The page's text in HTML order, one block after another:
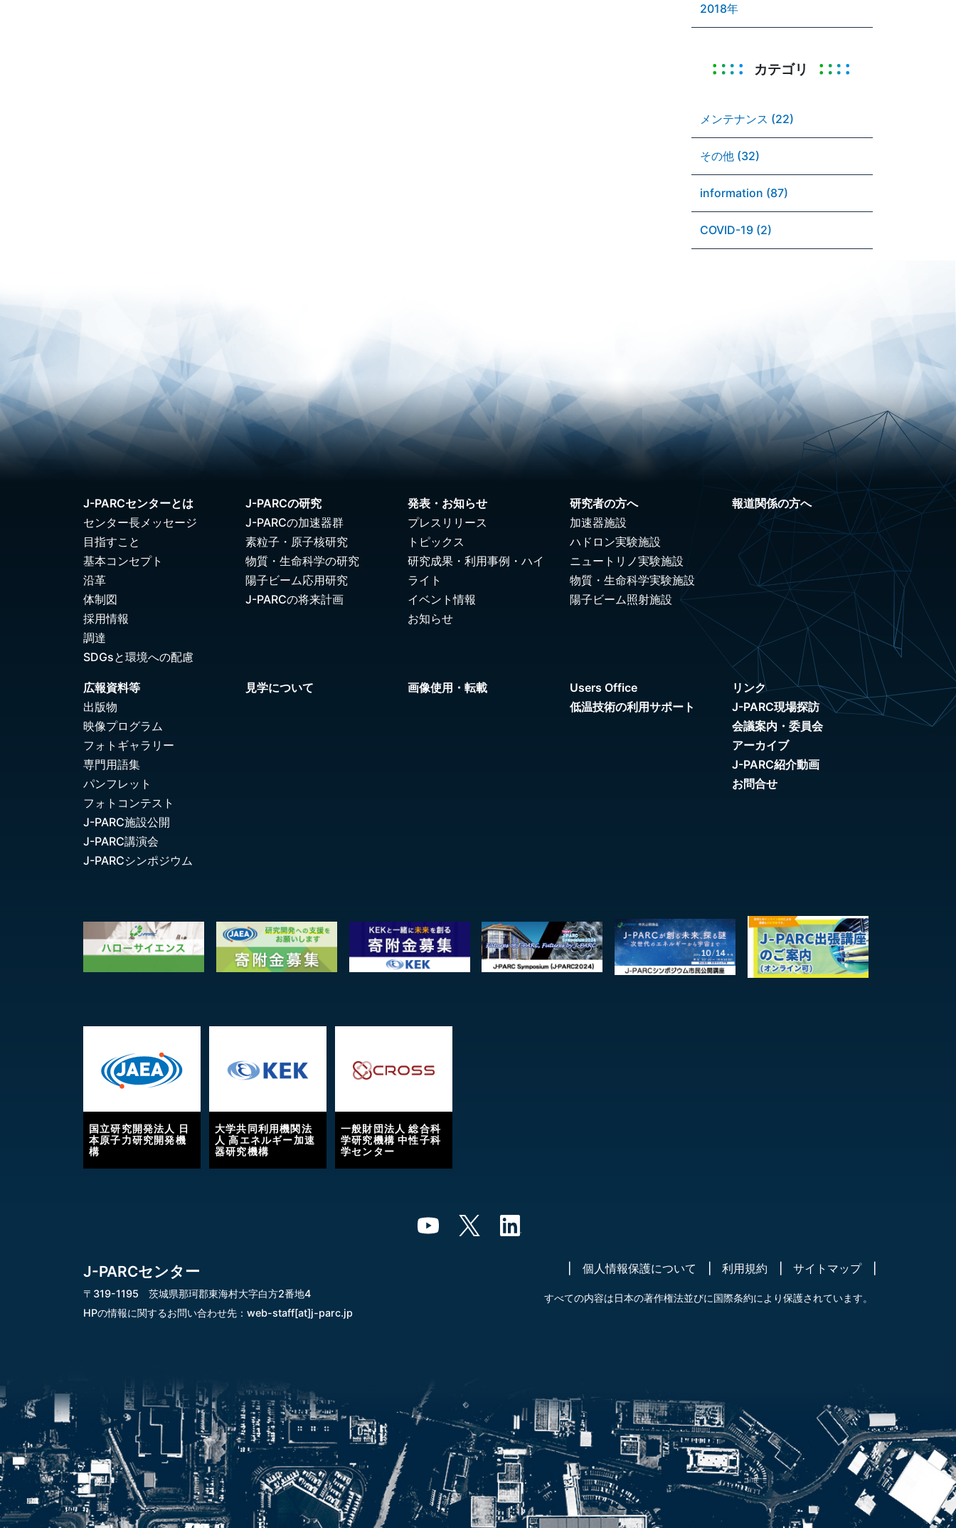
2018年
カテゴリ
メンテナンス (22)
その他 (32)
information (87)
COVID-19 (2)
J-PARCセンターとは
センター長メッセージ
目指すこと
基本コンセプト
沿革
体制図
採用情報
調達
SDGsと環境への配慮
J-PARCの研究
J-PARCの加速器群
素粒子・原子核研究
物質・生命科学の研究
陽子ビーム応用研究
J-PARCの将来計画
発表・お知らせ
プレスリリース
トピックス
研究成果・利用事例・ハイ
ライト
イベント情報
お知らせ
研究者の方へ
加速器施設
ハドロン実験施設
ニュートリノ実験施設
物質・生命科学実験施設
陽子ビーム照射施設
報道関係の方へ
広報資料等
出版物
映像プログラム
フォトギャラリー
専門用語集
パンフレット
フォトコンテスト
J-PARC施設公開
J-PARC講演会
J-PARCシンポジウム
見学について 画像使用・転載
Users Office
低温技術の利用サポート
リンク
J-PARC現場探訪
会議案内・委員会
アーカイブ
J-PARC紹介動画
お問合せ
国立研究開発法人 日
本原子力研究開発機
構
大学共同利用機関法
人 高エネルギー加速
器研究機構
一般財団法人 総合科
学研究機構 中性子科
学センター
J-PARCセンター
〒319-1195 茨城県那珂郡東海村大字白方2番地4
HPの情報に関するお問い合わせ先： web-staff[at]j-parc.jp
個人情報保護について 利用規約 サイトマップ
すべての内容は日本の著作権法並びに国際条約により保護されています。